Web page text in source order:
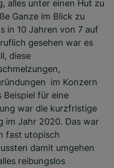
alles unter einen Hut zu
Ganze im Blick zu
in 10 Jahren von 7 auf
gesehen war es
diese
im Konzern
Beispiel für eine
war die kurzfristige
im Jahr 2020. Das war
fast utopisch
damit umgehen
reibungslos